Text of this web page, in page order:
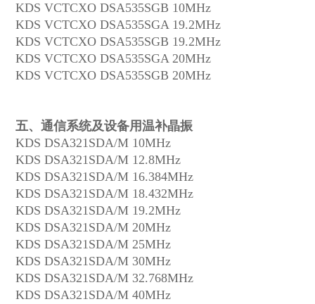
KDS VCTCXO DSA535SGB 10MHz
KDS VCTCXO DSA535SGA 19.2MHz
KDS VCTCXO DSA535SGB 19.2MHz
KDS VCTCXO DSA535SGA 20MHz
KDS VCTCXO DSA535SGB 20MHz
五、通信系统及设备用温补晶振
KDS DSA321SDA/M 10MHz
KDS DSA321SDA/M 12.8MHz
KDS DSA321SDA/M 16.384MHz
KDS DSA321SDA/M 18.432MHz
KDS DSA321SDA/M 19.2MHz
KDS DSA321SDA/M 20MHz
KDS DSA321SDA/M 25MHz
KDS DSA321SDA/M 30MHz
KDS DSA321SDA/M 32.768MHz
KDS DSA321SDA/M 40MHz